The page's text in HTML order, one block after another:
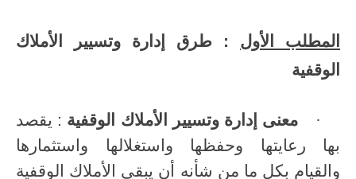
المطلب الأول : طرق إدارة وتسيير الأملاك
الوقفية
· معنى إدارة وتسيير الأملاك الوقفية : يقصد
بها رعايتها وحفظها واستغلالها واستثمارها
والقيام بكل ما من شأنه أن يبقي الأملاك الوقفية